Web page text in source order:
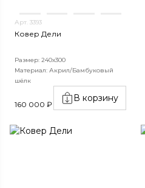
Арт. 3393
Ковер Дели
Размер: 240х300
Материал: Акрил/Бамбуковый
шёлк
160 000 ₽
В корзину